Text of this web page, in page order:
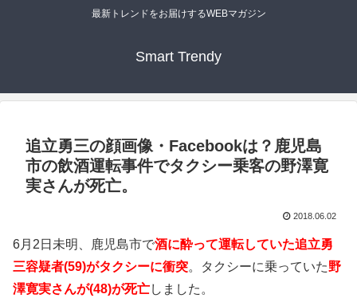
最新トレンドをお届けするWEBマガジン
Smart Trendy
追立勇三の顔画像・Facebookは？鹿児島
市の飲酒運転事件でタクシー乗客の野澤寛
実さんが死亡。
2018.06.02
6月2日未明、鹿児島市で酒に酔って運転していた追立勇
三容疑者(59)がタクシーに衝突。タクシーに乗っていた野
澤寛実さんが(48)が死亡しました。